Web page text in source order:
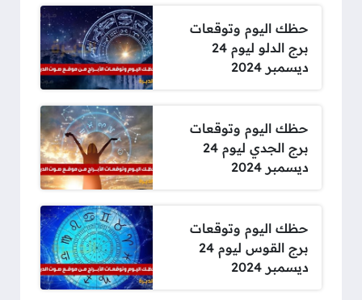
حظك اليوم وتوقعات
برج الدلو ليوم 24
ديسمبر 2024
حظك اليوم وتوقعات
برج الجدي ليوم 24
ديسمبر 2024
حظك اليوم وتوقعات
برج القوس ليوم 24
ديسمبر 2024